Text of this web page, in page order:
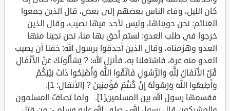
كان الليل، وفاء الناس بعضهم إلى بعض، قال الذين جمعوا
الغنائم: نحن حويناها، وليس لأحد فيها نصيب، وقال الذين
خرجوا في طلب العدو: لستم أحق بها منا، نحن نجينا منها
العدو وهزمناه، وقال الذين أحدقوا برسول الله: خفنا أن يصيب
العدو منه غرة، فاشتغلنا به، فأنزل الله: ? يَسْأَلُونَكَ عَنْ الأَنْفَالِ
قُلْ الأَنْفَالُ لِلَّهِ وَالرَّسُولِ فَاتَّقُوا اللَّهَ وَأَصْلِحُوا ذَاتَ بَيْنِكُمْ
وَأَطِيعُوا اللَّهَ وَرَسُولَهُ إِنْ كُنتُمْ مُؤْمِنِينَ ? [الأنفال: 1].
فقسمها رسول الله بين المسلمين[1]. ولما تصافّ المسلمون